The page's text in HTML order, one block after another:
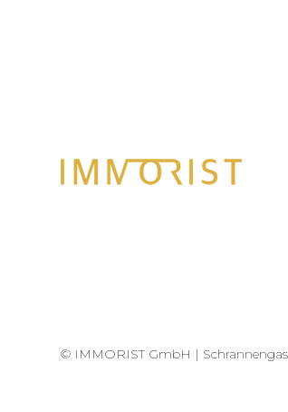
© IMMORIST GmbH |